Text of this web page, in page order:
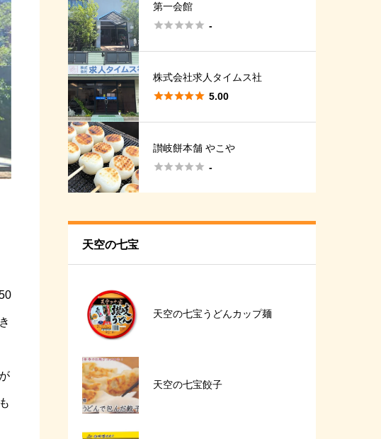
第一会館
 -
株式会社求人タイムス社
 5.00
讃岐餅本舗 やこや
 -
天空の七宝
天空の七宝うどんカップ麺
天空の七宝餃子